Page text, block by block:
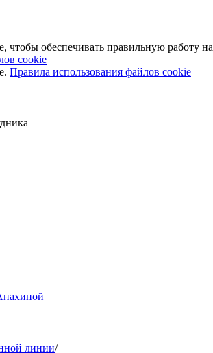
обеспечивать правильную работу
cookie
Правила использования файлов cookie
линии/